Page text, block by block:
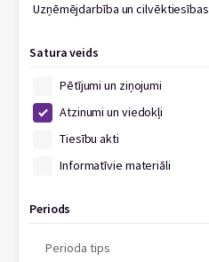
Uzņēmējdarbība un cilvēktiesības
Satura veids
Pētījumi un ziņojumi
Atzinumi un viedokļi
Tiesību akti
Informatīvie materiāli
Periods
Perioda tips